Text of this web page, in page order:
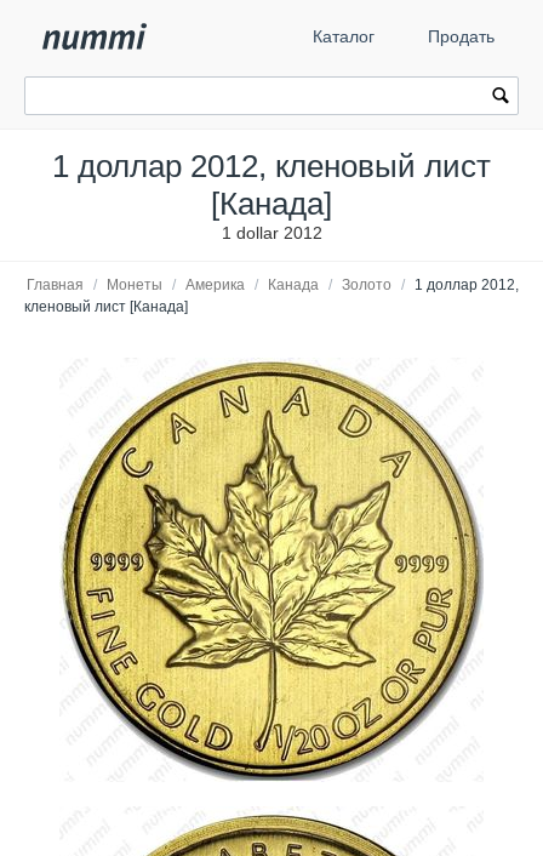
Каталог Продать
1 доллар 2012, кленовый лист
[Канада]
1 dollar 2012
Главная / Монеты / Америка / Канада / Золото /
1 доллар 2012,
кленовый лист [Канада]